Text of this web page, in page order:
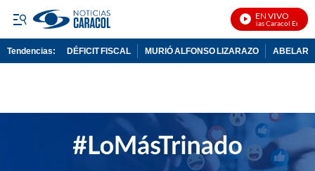
EN VIVO
Noticias Caracol En Vivo
Tendencias: DÉFICIT FISCAL MURIÓ ALFONSO LIZARAZO